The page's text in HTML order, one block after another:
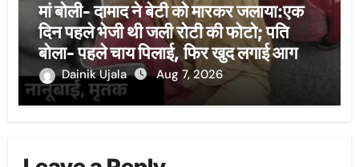
मां बोली- दामाद ने बेटी को मारकर जलाया:एक
दिन पहले भेजी थी जली रोटी की फोटो; पति
बोला- पहले चाय पिलाई, फिर खुद लगाई आग
Dainik Ujala Aug 7, 2026